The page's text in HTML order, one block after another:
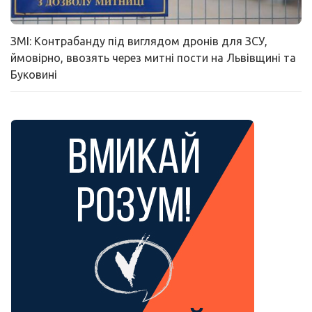
ЗМІ: Контрабанду під виглядом дронів для ЗСУ,
ймовірно, ввозять через митні пости на Львівщині та
Буковині